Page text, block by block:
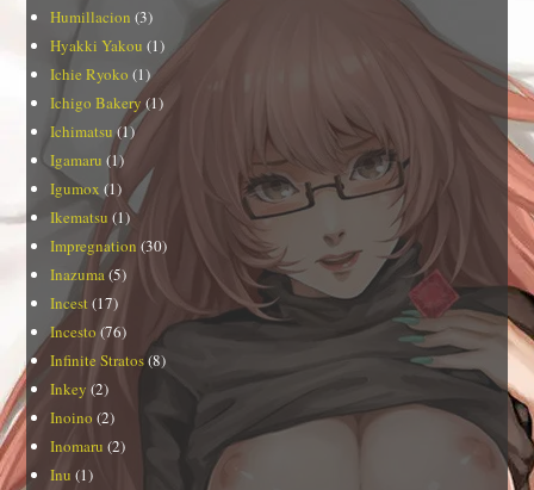
Humillacion (3)
Hyakki Yakou (1)
Ichie Ryoko (1)
Ichigo Bakery (1)
Ichimatsu(1)
Igamaru (1)
Igumox (1)
Ikematsu (1)
Impregnation (30)
Inazuma(5)
Incest(17)
Incesto (76)
Infinite Stratos(8)
Inkey (2)
Inoino (2)
Inomaru (2)
Inu (1)